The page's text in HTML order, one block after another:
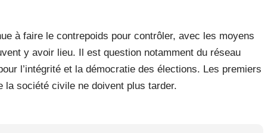
à faire le contrepoids pour contrôler, avec les moyens
y avoir lieu. Il est question notamment du réseau
l’intégrité et la démocratie des élections. Les premiers
société civile ne doivent plus tarder.